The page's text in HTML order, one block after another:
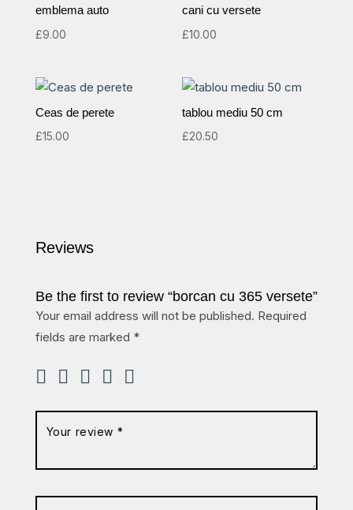
emblema auto
£9.00
cani cu versete
£10.00
Ceas de perete
£15.00
tablou mediu 50 cm
£20.50
Reviews
Be the first to review “borcan cu 365 versete”
Your email address will not be published. Required
fields are marked *